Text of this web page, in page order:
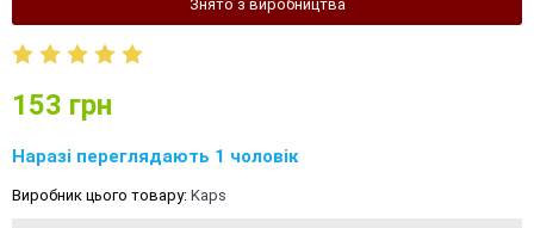
Знято з виробництва
153 грн
Наразі переглядають 1 чоловік
Виробник цього товару: Kaps